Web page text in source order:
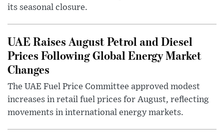
its seasonal closure.
UAE Raises August Petrol and Diesel
Prices Following Global Energy Market
Changes
The UAE Fuel Price Committee approved modest
increases in retail fuel prices for August, reflecting
movements in international energy markets.